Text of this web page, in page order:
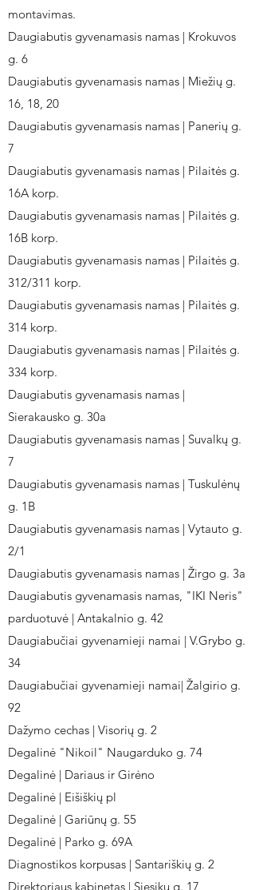
montavimas.
Daugiabutis gyvenamasis namas | Krokuvos
g. 6
Daugiabutis gyvenamasis namas | Miežių g.
16, 18, 20
Daugiabutis gyvenamasis namas | Panerių g.
7
Daugiabutis gyvenamasis namas | Pilaitės g.
16A korp.
Daugiabutis gyvenamasis namas | Pilaitės g.
16B korp.
Daugiabutis gyvenamasis namas | Pilaitės g.
312/311 korp.
Daugiabutis gyvenamasis namas | Pilaitės g.
314 korp.
Daugiabutis gyvenamasis namas | Pilaitės g.
334 korp.
Daugiabutis gyvenamasis namas |
Sierakausko g. 30a
Daugiabutis gyvenamasis namas | Suvalkų g.
7
Daugiabutis gyvenamasis namas | Tuskulėnų
g. 1B
Daugiabutis gyvenamasis namas | Vytauto g.
2/1
Daugiabutis gyvenamasis namas | Žirgo g. 3a
Daugiabutis gyvenamasis namas, "IKI Neris"
parduotuvė | Antakalnio g. 42
Daugiabučiai gyvenamieji namai | V.Grybo g.
34
Daugiabučiai gyvenamieji namai| Žalgirio g.
92
Dažymo cechas | Visorių g. 2
Degalinė "Nikoil" Naugarduko g. 74
Degalinė | Dariaus ir Girėno
Degalinė | Eišiškių pl
Degalinė | Gariūnų g. 55
Degalinė | Parko g. 69A
Diagnostikos korpusas | Santariškių g. 2
Direktoriaus kabinetas | Siesikų g. 17